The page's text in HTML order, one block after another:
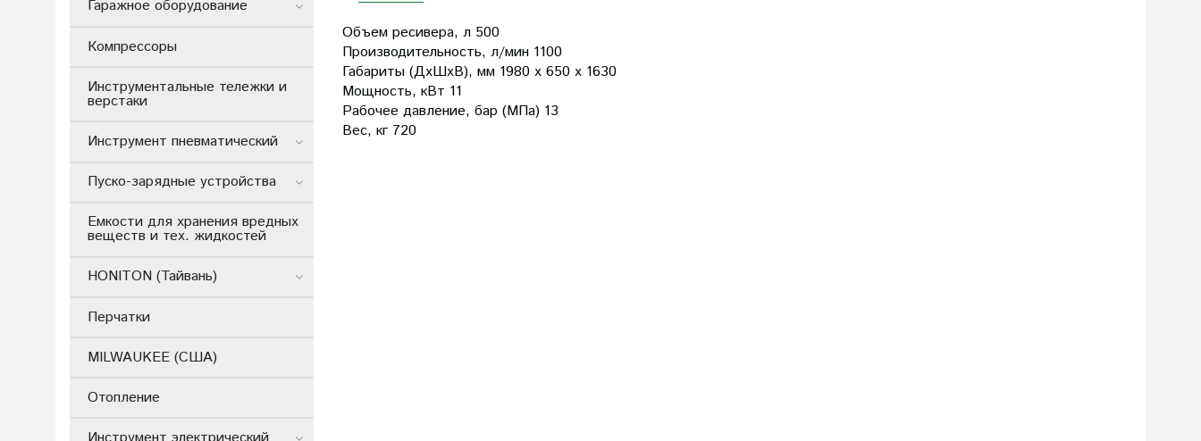
Объем ресивера, л 500
Производительность, л/мин 1100
Габариты (ДхШхВ), мм 1980 х 650 х 1630
Мощность, кВт 11
Рабочее давление, бар (МПа) 13
Вес, кг 720
Гаражное оборудование
Компрессоры
Инструментальные тележки и
верстаки
Инструмент пневматический
Пуско-зарядные устройства
Емкости для хранения вредных
веществ и тех. жидкостей
HONITON (Тайвань)
Перчатки
MILWAUKEE (США)
Отопление